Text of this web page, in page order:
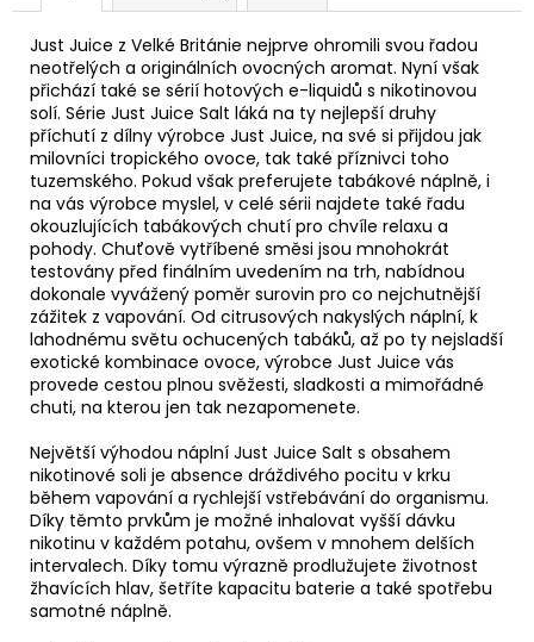
Just Juice z Velké Británie nejprve ohromili svou řadou
neotřelých a originálních ovocných aromat. Nyní však
přichází také se sérií hotových e-liquidů s nikotinovou
solí. Série Just Juice Salt láká na ty nejlepší druhy
příchutí z dílny výrobce Just Juice, na své si přijdou jak
milovníci tropického ovoce, tak také příznivci toho
tuzemského. Pokud však preferujete tabákové náplně, i
na vás výrobce myslel, v celé sérii najdete také řadu
okouzlujících tabákových chutí pro chvíle relaxu a
pohody. Chuťově vytříbené směsi jsou mnohokrát
testovány před finálním uvedením na trh, nabídnou
dokonale vyvážený poměr surovin pro co nejchutnější
zážitek z vapování. Od citrusových nakyslých náplní, k
lahodnému světu ochucených tabáků, až po ty nejsladší
exotické kombinace ovoce, výrobce Just Juice vás
provede cestou plnou svěžesti, sladkosti a mimořádné
chuti, na kterou jen tak nezapomenete.
Největší výhodou náplní Just Juice Salt s obsahem
nikotinové soli je absence dráždivého pocitu v krku
během vapování a rychlejší vstřebávání do organismu.
Díky těmto prvkům je možné inhalovat vyšší dávku
nikotinu v každém potahu, ovšem v mnohem delších
intervalech. Díky tomu výrazně prodlužujete životnost
žhavících hlav, šetříte kapacitu baterie a také spotřebu
samotné náplně.